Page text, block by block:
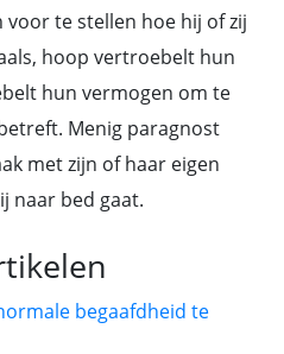
voor te stellen hoe hij of zij
hoop vertroebelt hun
hun vermogen om te
Menig paragnost
met zijn of haar eigen
naar bed gaat.
begaafdheid te